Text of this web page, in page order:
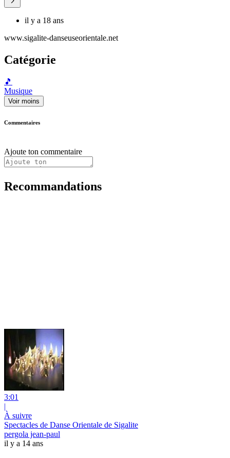
il y a 18 ans
www.sigalite-danseuseorientale.net
Catégorie
🎵
Musique
Voir moins
Commentaires
Ajoute ton commentaire
Recommandations
3:01
|
À suivre
Spectacles de Danse Orientale de Sigalite
pergola jean-paul
il y a 14 ans